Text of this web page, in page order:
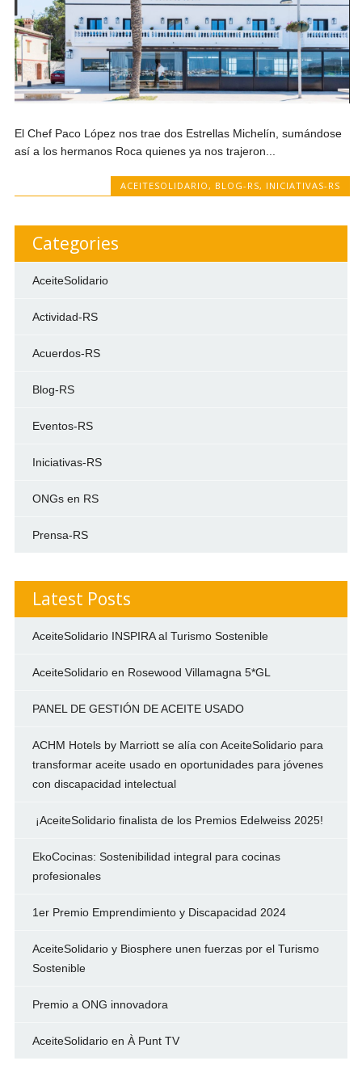
El Chef Paco López nos trae dos Estrellas Michelín, sumándose
así a los hermanos Roca quienes ya nos trajeron...
ACEITESOLIDARIO, BLOG-RS, INICIATIVAS-RS
Categories
AceiteSolidario
Actividad-RS
Acuerdos-RS
Blog-RS
Eventos-RS
Iniciativas-RS
ONGs en RS
Prensa-RS
Latest Posts
AceiteSolidario INSPIRA al Turismo Sostenible
AceiteSolidario en Rosewood Villamagna 5*GL
PANEL DE GESTIÓN DE ACEITE USADO
ACHM Hotels by Marriott se alía con AceiteSolidario para
transformar aceite usado en oportunidades para jóvenes
con discapacidad intelectual
¡AceiteSolidario finalista de los Premios Edelweiss 2025!
EkoCocinas: Sostenibilidad integral para cocinas
profesionales
1er Premio Emprendimiento y Discapacidad 2024
AceiteSolidario y Biosphere unen fuerzas por el Turismo
Sostenible
Premio a ONG innovadora
AceiteSolidario en À Punt TV